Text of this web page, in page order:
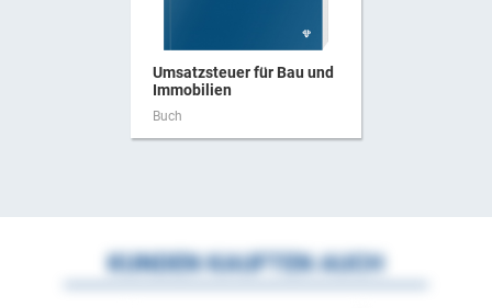
Umsatzsteuer für Bau und
Immobilien
Buch
KUNDEN KAUFTEN AUCH